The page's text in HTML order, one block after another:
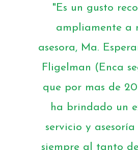
"Es un gusto
ampliamente a
asesora, Ma.
Fligelman (Enca
que por mas de 20
ha brindado un
servicio y asesoría
siempre al tanto